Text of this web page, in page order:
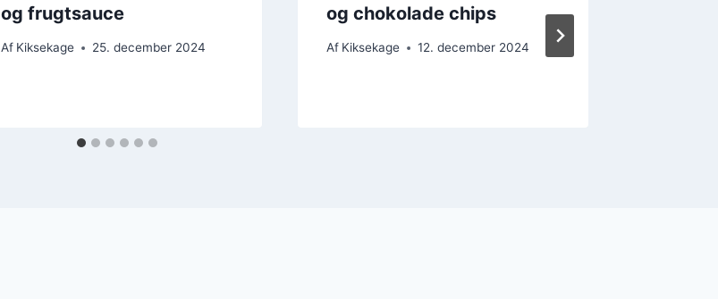
og frugtsauce
Af Kiksekage 25. december 2024
og chokolade chips
Af Kiksekage 12. december 2024